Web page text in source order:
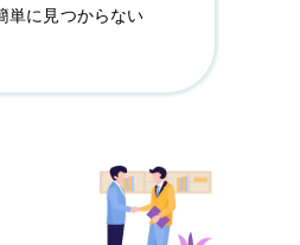
単に見つからない